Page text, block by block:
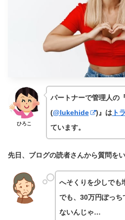
ひろこ
パートナーで管理人の
(@lukehide )』はト
ています。
先日、ブログの読者さんから質問をい
へそくりを少しでも
でも、30万円ぽっち
ないんじゃ…